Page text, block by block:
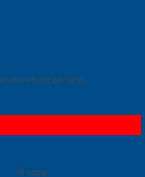
phẩm trong giỏ hàng.
Số lượng: